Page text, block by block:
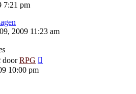
7:21 pm
2009 11:23 am
doorRPG
10:00 pm